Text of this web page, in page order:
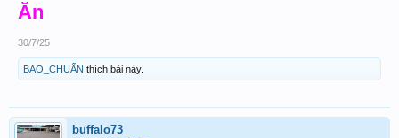
Ăn
30/7/25
BAO_CHUẨN thích bài này.
buffalo73